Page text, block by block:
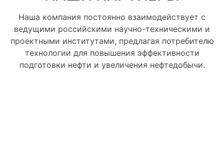
Наша компания постоянно взаимодействует с
ведущими российскими научно-техническими и
проектными институтами, предлагая потребителю
технологии для повышения эффективности
подготовки нефти и увеличения нефтедобычи.